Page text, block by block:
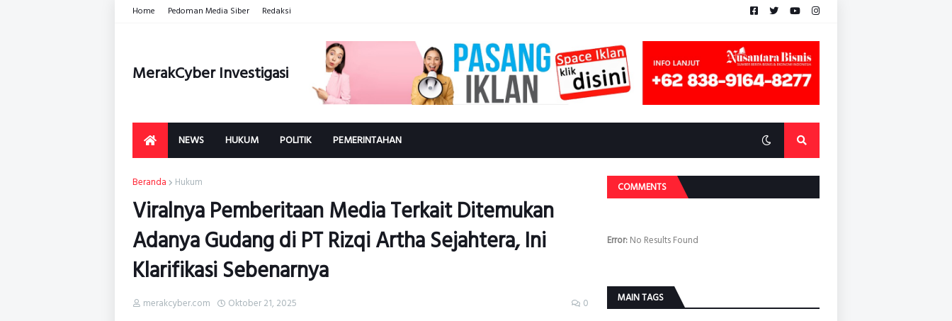
Home Pedoman Media Siber Redaksi
MerakCyber Investigasi
NEWS HUKUM POLITIK PEMERINTAHAN
Beranda Hukum
Viralnya Pemberitaan Media Terkait Ditemukan
Adanya Gudang di PT Rizqi Artha Sejahtera, Ini
Klarifikasi Sebenarnya
merakcyber.com Oktober 21, 2025 0
COMMENTS
Error:No Results Found
MAIN TAGS